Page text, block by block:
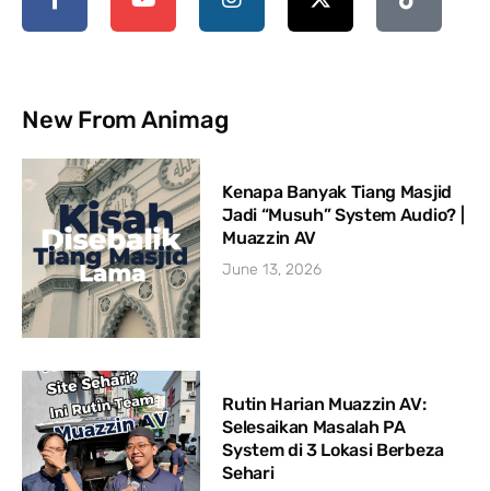
New From Animag
Kenapa Banyak Tiang Masjid
Jadi “Musuh” System Audio? |
Muazzin AV
June 13, 2026
Rutin Harian Muazzin AV:
Selesaikan Masalah PA
System di 3 Lokasi Berbeza
Sehari